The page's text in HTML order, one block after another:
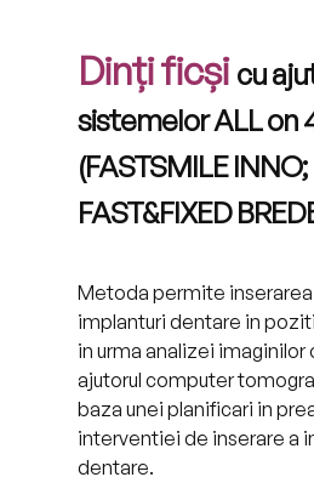
Dinți ficși cu
sistemelor ALL on
(FASTSMILE INNO;
FAST&FIXED
Metoda permite inserarea
implanturi dentare in
in urma analizei imaginilor
ajutorul computer
baza unei planificari in
interventiei de inserare a
dentare.